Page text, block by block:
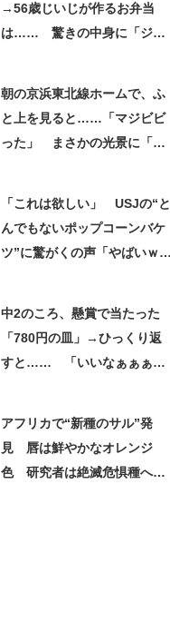
→56歳じいじが作るお弁当
は…… 驚きの中身に「ジイ
朝の京浜東北線ホームで、ふ
と上を見ると……「マジビビ
った」 まさかの光景に「こ
「これは欲しい」 USJの“と
んでもないポップコーンバケ
ツ”に驚がくの声「やばいｗ
中2のころ、懸賞で当たった
「780円の皿」→ひっくり返
すと…… 「いいなぁぁぁぁ
アフリカで“新種のサル”発
見 唇は鮮やかなオレンジ
色 研究者は絶滅危惧種への